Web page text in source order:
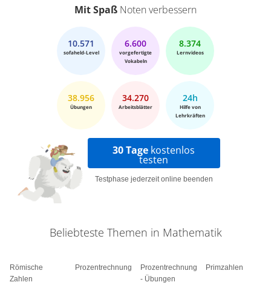
Mit Spaß Noten verbessern
10.571
sofaheld-Level
6.600
vorgefertigte
Vokabeln
8.374
Lernvideos
38.956
Übungen
34.270
Arbeitsblätter
24h
Hilfe von
Lehrkräften
30 Tage kostenlos
testen
Testphase jederzeit online beenden
Beliebteste Themen in Mathematik
Römische
Zahlen
Prozentrechnung
Prozentrechnung
- Übungen
Primzahlen